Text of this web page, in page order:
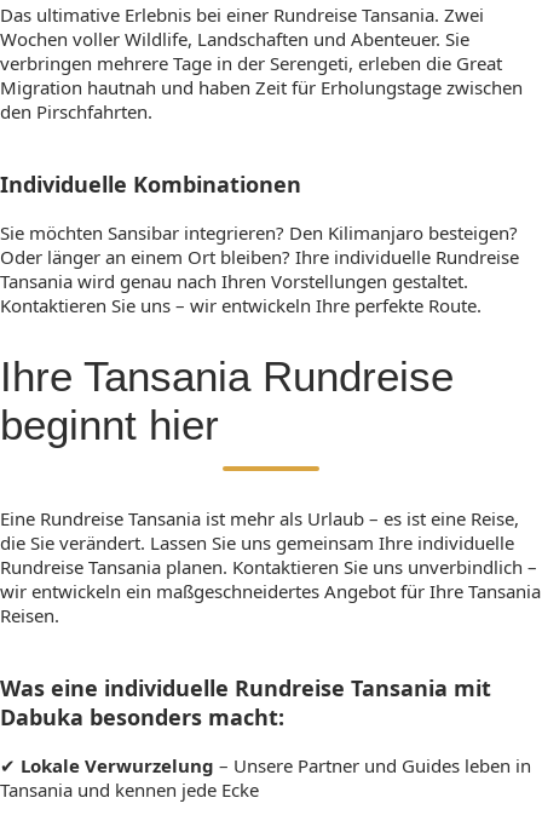
Das ultimative Erlebnis bei einer Rundreise Tansania. Zwei
Wochen voller Wildlife, Landschaften und Abenteuer. Sie
verbringen mehrere Tage in der Serengeti, erleben die Great
Migration hautnah und haben Zeit für Erholungstage zwischen
den Pirschfahrten.
Individuelle Kombinationen
Sie möchten Sansibar integrieren? Den Kilimanjaro besteigen?
Oder länger an einem Ort bleiben? Ihre individuelle Rundreise
Tansania wird genau nach Ihren Vorstellungen gestaltet.
Kontaktieren Sie uns – wir entwickeln Ihre perfekte Route.
Ihre Tansania Rundreise
beginnt hier
Eine Rundreise Tansania ist mehr als Urlaub – es ist eine Reise,
die Sie verändert. Lassen Sie uns gemeinsam Ihre individuelle
Rundreise Tansania planen. Kontaktieren Sie uns unverbindlich –
wir entwickeln ein maßgeschneidertes Angebot für Ihre Tansania
Reisen.
Was eine individuelle Rundreise Tansania mit
Dabuka besonders macht:
✔ Lokale Verwurzelung – Unsere Partner und Guides leben in
Tansania und kennen jede Ecke